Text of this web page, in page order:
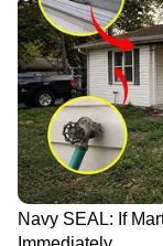
ബിസ്‌കറ്റ്,
ന്യൂഡില്‍സ്
പാക്കിങ്
ഇതിന്